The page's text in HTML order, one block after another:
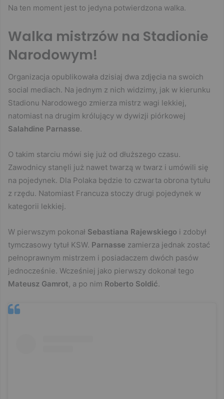
Na ten moment jest to jedyna potwierdzona walka.
Walka mistrzów na Stadionie
Narodowym!
Organizacja opublikowała dzisiaj dwa zdjęcia na swoich
social mediach. Na jednym z nich widzimy, jak w kierunku
Stadionu Narodowego zmierza mistrz wagi lekkiej,
natomiast na drugim królujący w dywizji piórkowej
Salahdine Parnasse.
O takim starciu mówi się już od dłuższego czasu.
Zawodnicy stanęli już nawet twarzą w twarz i umówili się
na pojedynek. Dla Polaka będzie to czwarta obrona tytułu
z rzędu. Natomiast Francuza stoczy drugi pojedynek w
kategorii lekkiej.
W pierwszym pokonał Sebastiana Rajewskiego i zdobył
tymczasowy tytuł KSW. Parnasse zamierza jednak zostać
pełnoprawnym mistrzem i posiadaczem dwóch pasów
jednocześnie. Wcześniej jako pierwszy dokonał tego
Mateusz Gamrot, a po nim Roberto Soldić.